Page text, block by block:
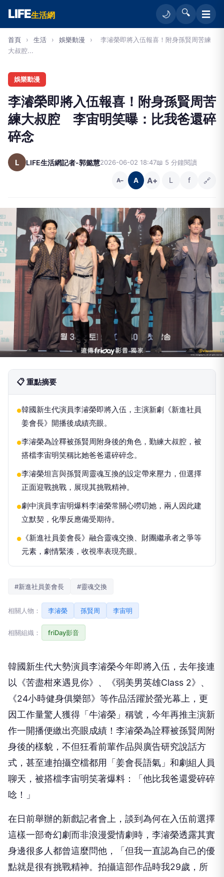
LIFE生活網 🌙 🔍 ☰
首頁 › 生活 › 娛樂動漫 ›
李濬榮即將入伍報喜！附身孫賢周苦練
大叔腔...
娛樂動漫
李濬榮即將入伍報喜！附身孫賢周苦
練大叔腔 李宙明笑曝：比我爸還碎
碎念
L LIFE生活網記者-郭懿慧2026-06-02 18:47📖 5 分鐘閱讀
A− A A+ L f 🔗
📋 重點摘要
●韓國新生代演員李濬榮即將入伍，主演新劇《新進社員
姜會長》開播後成績亮眼。
●李濬榮為詮釋被孫賢周附身後的角色，勤練大叔腔，被
搭檔李宙明笑稱比她爸爸還碎碎念。
●李濬榮坦言與孫賢周靈魂互換的設定帶來壓力，但選擇
正面迎戰挑戰，展現其挑戰精神。
●劇中演員李宙明爆料李濬榮常關心嘮叨她，兩人因此建
立默契，化學反應備受期待。
● 《新進社員姜會長》融合靈魂交換、財團繼承者之爭等
元素，劇情緊湊，收視率表現亮眼。
#新進社員姜會長 #靈魂交換
相關人物： 李濬榮 孫賢周 李宙明
相關組織： friDay影音
韓國新生代大勢演員李濬榮今年即將入伍，去年接連
以《苦盡柑來遇見你》、《弱美男英雄Class 2》、
《24小時健身俱樂部》等作品活躍於螢光幕上， 更
因工作量驚人獲得「牛濬榮」稱號， 今年再推主演新
作一開播便繳出亮眼成績！ 李濬榮為詮釋被孫賢周附
身後的樣貌， 不但狂看前輩作品與廣告研究說話方
式，甚至連拍攝空檔都用「 姜會長語氣」和劇組人員
聊天，被搭檔李宙明笑著爆料：「 他比我爸還愛碎碎
唸！」
在日前舉辦的新戲記者會上， 談到為何在入伍前選擇
這樣一部奇幻劇而非浪漫愛情劇時， 李濬榮透露其實
身邊很多人都曾這麼問他，「 但我一直認為自己的優
點就是很有挑戰精神。 拍攝這部作品時我29歲，所